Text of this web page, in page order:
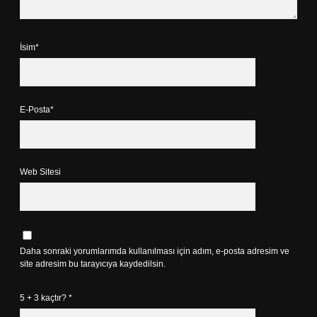
İsim*
E-Posta*
Web Sitesi
Daha sonraki yorumlarımda kullanılması için adım, e-posta adresim ve
site adresim bu tarayıcıya kaydedilsin.
5 + 3 kaçtır? *